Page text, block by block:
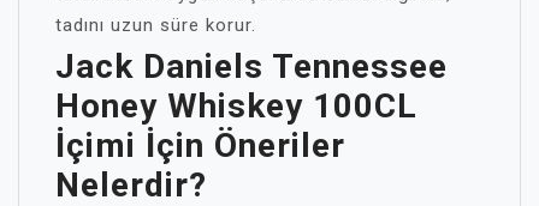
tadını uzun süre korur.
Jack Daniels Tennessee
Honey Whiskey 100CL
İçimi İçin Öneriler
Nelerdir?